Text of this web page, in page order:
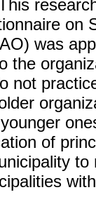
on
was
the
not
of